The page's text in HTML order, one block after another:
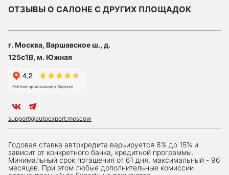
ОТЗЫВЫ О САЛОНЕ С ДРУГИХ ПЛОЩАДОК
г. Москва, Варшавское ш., д.
125с1В, м. Южная
support@autoexpert.moscow
Годовая ставка автокредита варьируется 8% до 15% и
зависит от конкретного банка, кредитной программы.
Минимальный срок погашения от 61 дня, максимальный - 96
месяцев. При этом любые дополнительные комиссии